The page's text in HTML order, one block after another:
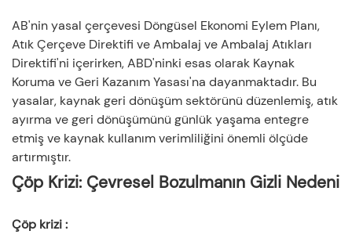
AB'nin yasal çerçevesi Döngüsel Ekonomi Eylem Planı,
Atık Çerçeve Direktifi ve Ambalaj ve Ambalaj Atıkları
Direktifi'ni içerirken, ABD'ninki esas olarak Kaynak
Koruma ve Geri Kazanım Yasası'na dayanmaktadır. Bu
yasalar, kaynak geri dönüşüm sektörünü düzenlemiş, atık
ayırma ve geri dönüşümünü günlük yaşama entegre
etmiş ve kaynak kullanım verimliliğini önemli ölçüde
artırmıştır.
Çöp Krizi: Çevresel Bozulmanın Gizli Nedeni
Çöp krizi: